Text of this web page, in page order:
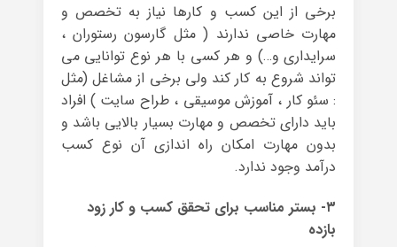
برخی از این کسب و کارها نیاز به تخصص و
مهارت خاصی ندارند ( مثل گارسون رستوران ،
سرایداری و…) و هر کسی با هر نوع توانایی می
تواند شروع به کار کند ولی برخی از مشاغل (مثل
: سئو کار ، آموزش موسیقی ، طراح سایت ) افراد
باید دارای تخصص و مهارت بسیار بالایی باشد و
بدون مهارت امکان راه اندازی آن نوع کسب
درآمد وجود ندارد.
۳- بستر مناسب برای تحقق کسب و کار زود
بازده